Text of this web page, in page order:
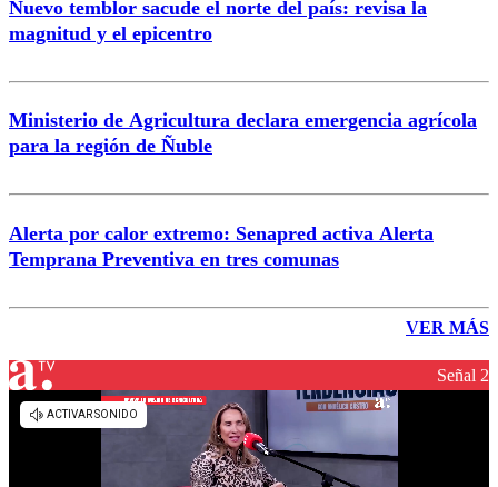
Nuevo temblor sacude el norte del país: revisa la
magnitud y el epicentro
Ministerio de Agricultura declara emergencia agrícola
para la región de Ñuble
Alerta por calor extremo: Senapred activa Alerta
Temprana Preventiva en tres comunas
VER MÁS
Señal 2